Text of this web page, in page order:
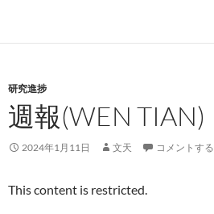
研究進捗
週報(WEN TIAN)
2024年1月11日 文天 コメントする
This content is restricted.